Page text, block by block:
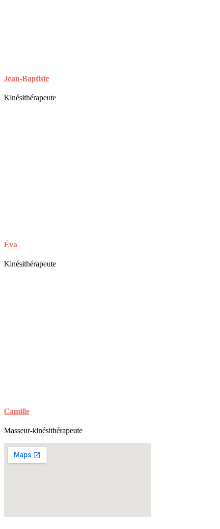
Jean-Baptiste
Kinésithérapeute
Éva
Kinésithérapeute
Camille
Masseur-kinésithérapeute